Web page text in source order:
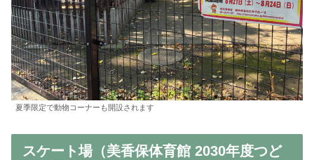
夏季限定で動物コーナーも開設されます
スケート場（美香保体育館 2030年度つど